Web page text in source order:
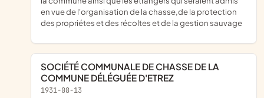
en vue de l'organisation de la chasse,de la protection
des propriétes et des récoltes et de la gestion sauvage
SOCIÉTÉ COMMUNALE DE CHASSE DE LA
COMMUNE DÉLÉGUÉE D'ETREZ
1931-08-13